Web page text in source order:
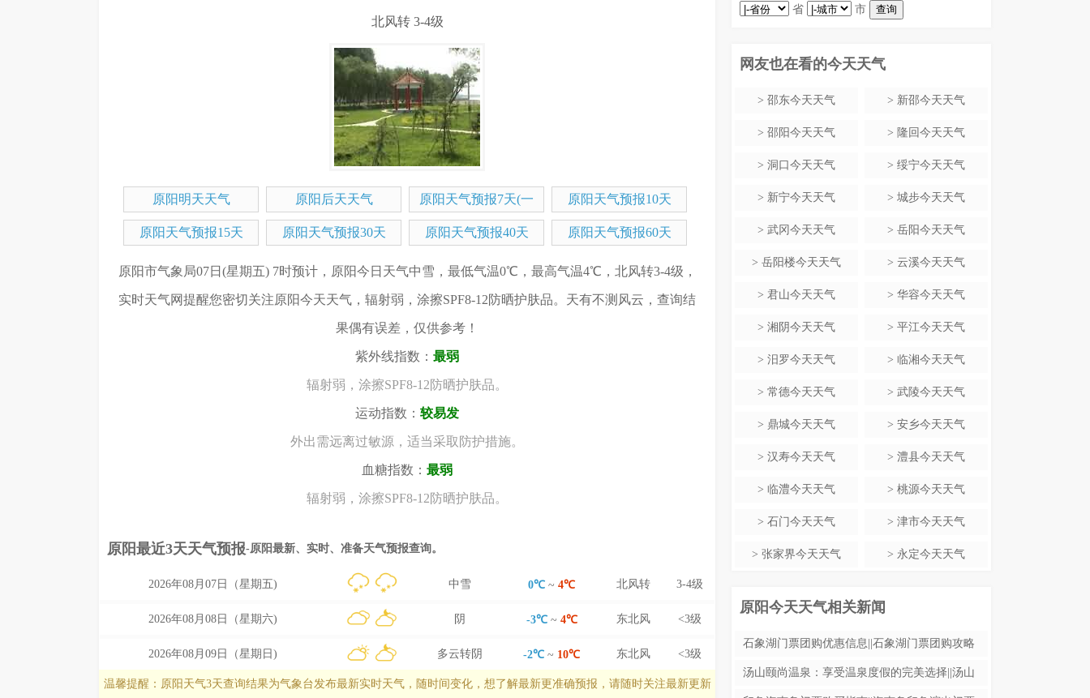
北风转 3-4级
原阳明天天气 原阳后天天气
原阳天气预报7天(一
周)
原阳天气预报10天
原阳天气预报15天 原阳天气预报30天 原阳天气预报40天 原阳天气预报60天
原阳市气象局07日(星期五) 7时预计，原阳今日天气中雪，最低气温0℃，最高气温4℃，北风转3-4级，
实时天气网提醒您密切关注原阳今天天气 ，辐射弱，涂擦SPF8-12防晒护肤品。天有不测风云，查询结
果偶有误差，仅供参考！
紫外线指数： 最弱
辐射弱，涂擦SPF8-12防晒护肤品。
运动指数： 较易发
外出需远离过敏源，适当采取防护措施。
血糖指数： 最弱
辐射弱，涂擦SPF8-12防晒护肤品。
原阳最近3天天气预报-原阳最新、实时、准备天气预报查询。
2026年08月07日（星期五) 中雪 0℃ ~ 4℃ 北风转 3-4级
2026年08月08日（星期六) 阴 -3℃~ 4℃ 东北风 <3级
2026年08月09日（星期日) 多云转阴 -2℃ ~ 10℃ 东北风 <3级
温馨提醒：原阳天气3天查询结果为气象台发布最新实时天气，随时间变化，想了解最新更准确预报，请随时关注最新更新
省 市
网友也在看的今天天气
> 邵东今天天气 > 新邵今天天气
> 邵阳今天天气 > 隆回今天天气
> 洞口今天天气 > 绥宁今天天气
> 新宁今天天气 > 城步今天天气
> 武冈今天天气 > 岳阳今天天气
> 岳阳楼今天天气 > 云溪今天天气
> 君山今天天气 > 华容今天天气
> 湘阴今天天气 > 平江今天天气
> 汨罗今天天气 > 临湘今天天气
> 常德今天天气 > 武陵今天天气
> 鼎城今天天气 > 安乡今天天气
> 汉寿今天天气 > 澧县今天天气
> 临澧今天天气 > 桃源今天天气
> 石门今天天气 > 津市今天天气
> 张家界今天天气 > 永定今天天气
原阳今天天气相关新闻
石象湖门票团购优惠信息||石象湖门票团购攻略
与优惠活动
汤山颐尚温泉：享受温泉度假的完美选择||汤山